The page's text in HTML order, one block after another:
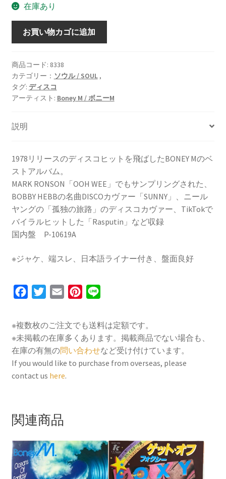
在庫あり
Super
Special
[LP]
個
お買い物カゴに追加
商品コード: 8338
カテゴリー： ソウル / SOUL,
タグ: ディスコ
アーティスト: Boney M / ボニーM
説明
1978リリースのディスコヒットを飛ばしたBONEY Mのベ
ストアルバム。
MARK RONSON「OOH WEE」でもサンプリングされた、
BOBBY HEBBの名曲DISCOカヴァー「SUNNY」、ニール
ヤングの「孤独の旅路」のディスコカヴァー、TikTokで
バイラルヒットした「Rasputin」など収録
国内盤 P-10619A
※ジャケ、端スレ、日本語ライナー付き、盤面良好
c
e
b
o
o
t
t
e
r
a
i
l
n
t
e
r
n
e
※複数枚のご注文でも送料は定額です。
※未掲載の在庫多くあります。掲載商品でない場合も、
在庫の有無の問い合わせなど受け付けています。
If you would like to purchase from overseas, please
contact us here.
関連商品